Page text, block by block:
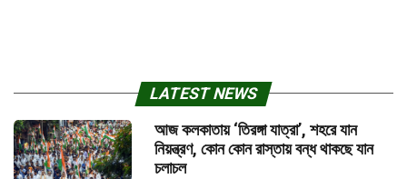
LATEST NEWS
আজ কলকাতায় ‘তিরঙ্গা যাত্রা’, শহরে যান
নিয়ন্ত্রণ, কোন কোন রাস্তায় বন্ধ থাকছে যান
চলাচল